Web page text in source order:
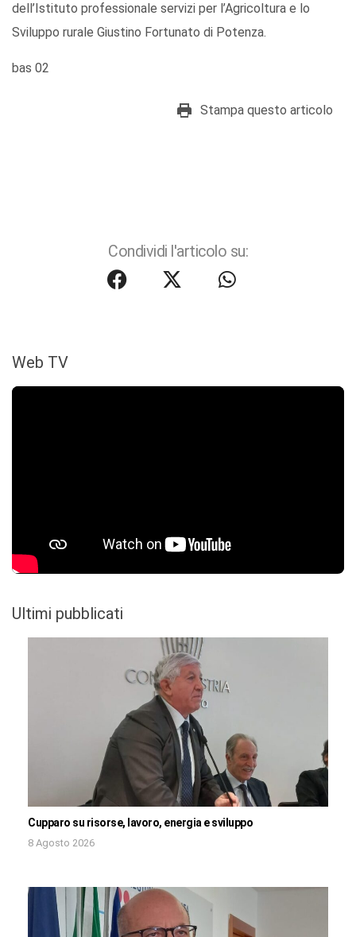
dell’Istituto professionale servizi per l’Agricoltura e lo
Sviluppo rurale Giustino Fortunato di Potenza.
bas 02
Stampa questo articolo
Condividi l'articolo su:
Web TV
Ultimi pubblicati
Cupparo su risorse, lavoro, energia e sviluppo
8 Agosto 2026